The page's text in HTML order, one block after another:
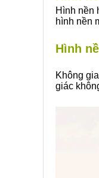
Hình nền
hình nền
Hình
Không
giác